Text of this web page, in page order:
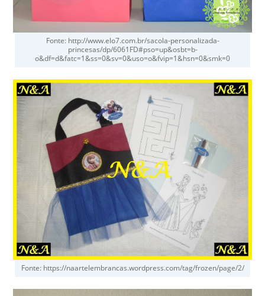
Fonte: http://www.elo7.com.br/sacola-personalizada-
princesas/dp/6061FD#pso=up&osbt=b-
o&df=d&fatc=1&ss=0&sv=0&uso=o&fvip=1&hsn=0&smk=0
Fonte: https://naartelembrancas.wordpress.com/tag/frozen/page/2/